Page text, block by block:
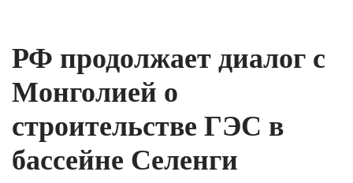
РФ продолжает диалог с
Монголией о
строительстве ГЭС в
бассейне Селенги